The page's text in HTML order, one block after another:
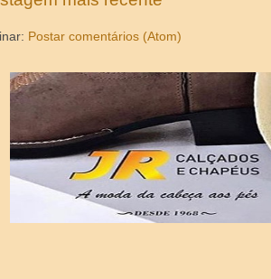
Postar comentários (Atom)